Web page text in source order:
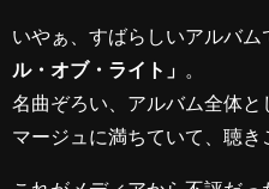
いやぁ、すばらしいアルバム
ル・オブ・ライト」
名曲ぞろい、アルバム全体
マージュに満ちていて、聴き